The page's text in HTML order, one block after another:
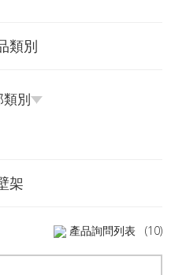
類別
類別
架
產品詢問列表 (10)